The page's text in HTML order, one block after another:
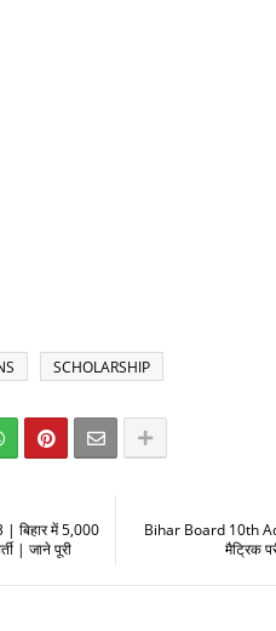
SCHOLARSHIP
Bihar Board 10th
मैट्रिक
बिहार में 5,000
| जाने पूरी